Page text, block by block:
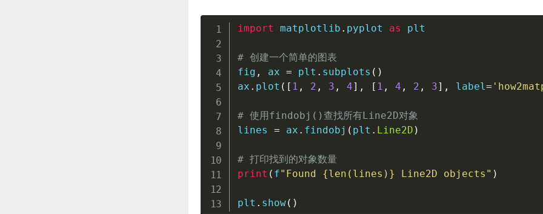
import matplotlib . pyplot as plt
# 创建一个简单的图表
fig , ax = plt . subplots ( )
ax . plot ( [ 1 , 2 , 3 , 4] , [ 1 , 4 , 2 , 3] , label=
# 使用findobj()查找所有Line2D对象
lines = ax . findobj ( plt . Line2D )
# 打印找到的对象数量
print ( f"Found {len ( lines ) } Line2D objects" )
plt . show( )